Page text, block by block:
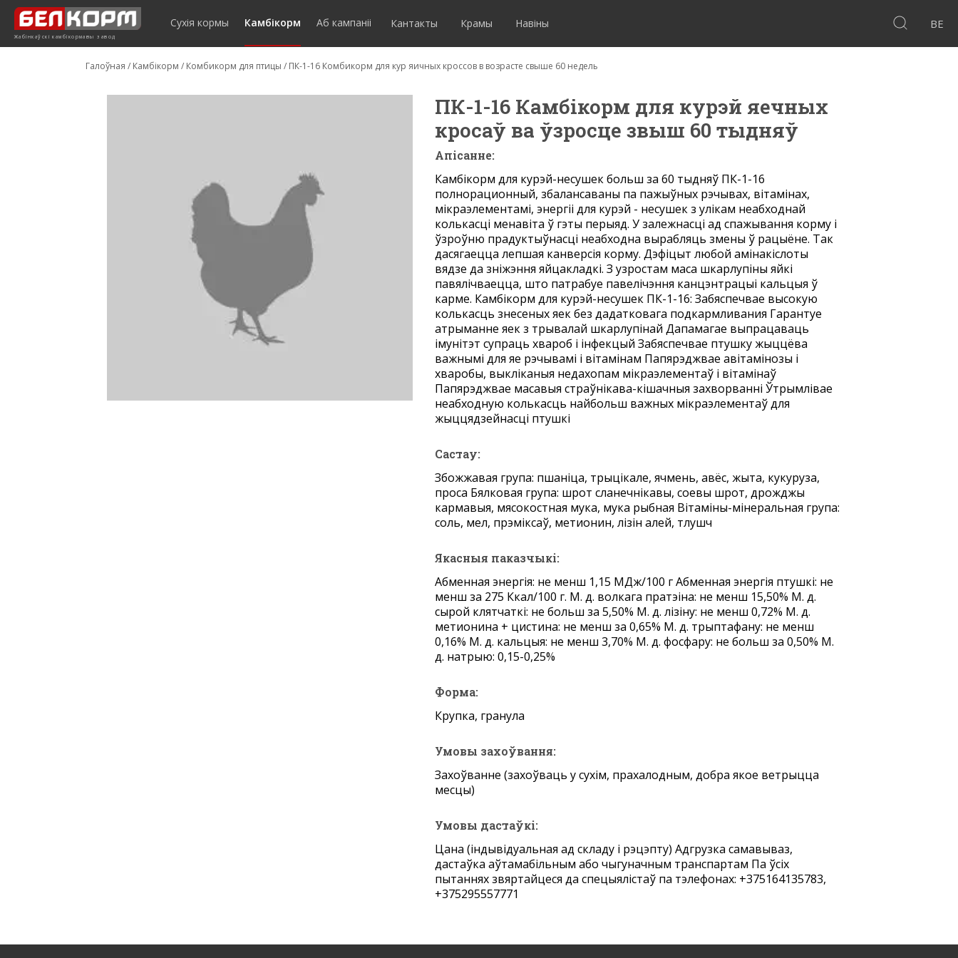
Жабінкаўскі камбікормавы завод
Сухія кормы Камбікорм Аб кампаніі Кантакты Крамы Навіны BE
Галоўная / Камбікорм / Комбикорм для птицы / ПК-1-16 Комбикорм для кур яичных кроссов в возрасте свыше 60 недель
ПК-1-16 Камбікорм для курэй яечных
кросаў ва ўзросце звыш 60 тыдняў
Апісанне:
Камбікорм для курэй-несушек больш за 60 тыдняў ПК-1-16
полнорационный, збалансаваны па пажыўных рэчывах, вітамінах,
мікраэлементамі, энергіі для курэй - несушек з улікам неабходнай
колькасці менавіта ў гэты перыяд. У залежнасці ад спажывання корму і
ўзроўню прадуктыўнасці неабходна вырабляць змены ў рацыёне. Так
дасягаецца лепшая канверсія корму. Дэфіцыт любой амінакіслоты
вядзе да зніжэння яйцакладкі. З узростам маса шкарлупіны яйкі
павялічваецца, што патрабуе павелічэння канцэнтрацыі кальцыя ў
карме. Камбікорм для курэй-несушек ПК-1-16: Забяспечвае высокую
колькасць знесеных яек без дадатковага подкармливания Гарантуе
атрыманне яек з трывалай шкарлупінай Дапамагае выпрацаваць
імунітэт супраць хвароб і інфекцый Забяспечвае птушку жыццёва
важнымі для яе рэчывамі і вітамінам Папярэджвае авітамінозы і
хваробы, выкліканыя недахопам мікраэлементаў і вітамінаў
Папярэджвае масавыя страўнікава-кішачныя захворванні Ўтрымлівае
неабходную колькасць найбольш важных мікраэлементаў для
жыццядзейнасці птушкі
Састау:
Збожжавая група: пшаніца, трыцікале, ячмень, авёс, жыта, кукуруза,
проса Бялковая група: шрот сланечнікавы, соевы шрот, дрожджы
кармавыя, мясокостная мука, мука рыбная Вітаміны-мінеральная група:
соль, мел, прэміксаў, метионин, лізін алей, тлушч
Якасныя паказчыкі:
Абменная энергія: не менш 1,15 МДж/100 г Абменная энергія птушкі: не
менш за 275 Ккал/100 г. М. д. волкага пратэіна: не менш 15,50% М. д.
сырой клятчаткі: не больш за 5,50% М. д. лізіну: не менш 0,72% М. д.
метионина + цистина: не менш за 0,65% М. д. трыптафану: не менш
0,16% М. д. кальцыя: не менш 3,70% М. д. фосфару: не больш за 0,50% М.
д. натрыю: 0,15-0,25%
Форма:
Крупка, гранула
Умовы захоўвання:
Захоўванне (захоўваць у сухім, прахалодным, добра якое ветрыцца
месцы)
Умовы дастаўкі:
Цана (індывідуальная ад складу і рэцэпту) Адгрузка самавываз,
дастаўка аўтамабільным або чыгуначным транспартам Па ўсіх
пытаннях звяртайцеся да спецыялістаў па тэлефонах: +375164135783,
+375295557771